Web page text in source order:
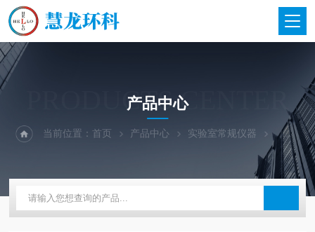
PRODUCTS CENTER
产品中心
当前位置：首页 产品中心 实验室常规仪器 东莞科桥